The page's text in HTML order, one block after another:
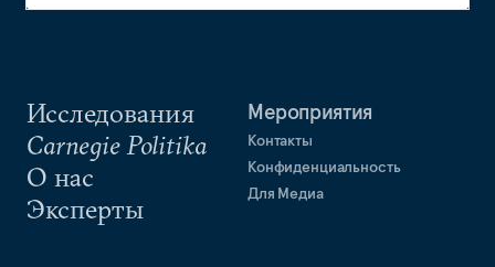
Исследования
Carnegie Politika
О нас
Эксперты
Мероприятия
Контакты
Конфиденциальность
Для Медиа